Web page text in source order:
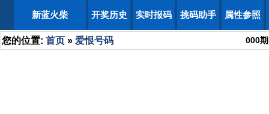
新蓝火柴 开奖历史 实时报码 挑码助手 属性参照
您的位置: 首页 » 爱恨号码 000期